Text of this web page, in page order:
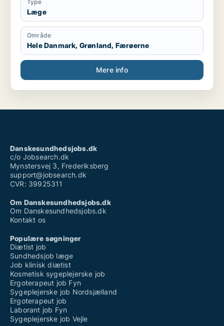
Hospital og King Fahad Medical City. Jeg har været
tilknyttet “The royal Clinic”, som tog vare på den
saudiske konge.
Jeg sluttede i december 2019
Type
Læge
Område
Hele Danmark, Grønland, Færøerne
Mere info
Danskesundhedsjobs.dk
c/o Jobsearch.dk
Mynstersvej 3, Frederiksberg
support@jobsearch.dk
CVR: 39925311
Om Danskesundhedsjobs.dk
Om Danskesundhedsjobs.dk
Kontakt os
Populære søgninger
Diætist job
Sundhedsjob læge
Job klinisk diætist
Kosmetisk sygeplejerske job
Ergoterapeut job Fyn
Sygeplejerske job Nordsjælland
Ergoterapeut job
Laborant job Fyn
Sygeplejerske job Vejle